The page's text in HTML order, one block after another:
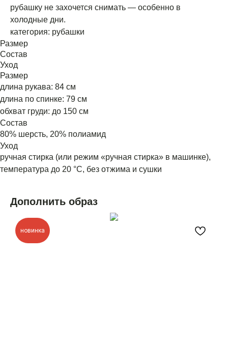
рубашку не захочется снимать — особенно в
холодные дни.
категория: рубашки
Размер
Состав
Уход
Размер
длина рукава: 84 см
длина по спинке: 79 см
обхват груди: до 150 см
Состав
80% шерсть, 20% полиамид
Уход
ручная стирка (или режим «ручная стирка» в машинке),
температура до 20 °C, без отжима и сушки
Дополнить образ
новинка